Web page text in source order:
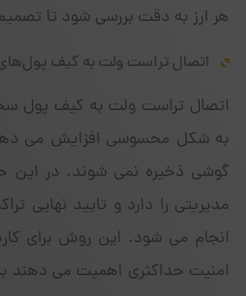
هر ارز به دقت بررسی شود تا تصمیم
اتصال تراست ولت به کیف
اتصال تراست ولت به کیف پول
به شکل محسوسی افزایش می
گوشی ذخیره نمی شوند. در
مدیریتی را دارد و تایید نهایی
انجام می شود. این روش برای
امنیت حداکثری اهمیت می دهند